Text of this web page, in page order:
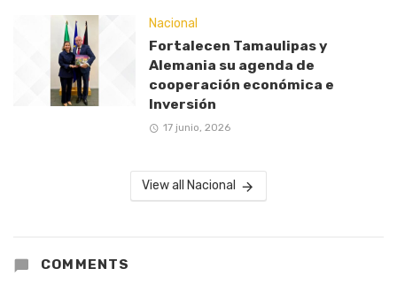
Nacional
Fortalecen Tamaulipas y
Alemania su agenda de
cooperación económica e
Inversión
17 junio, 2026
View all Nacional
COMMENTS